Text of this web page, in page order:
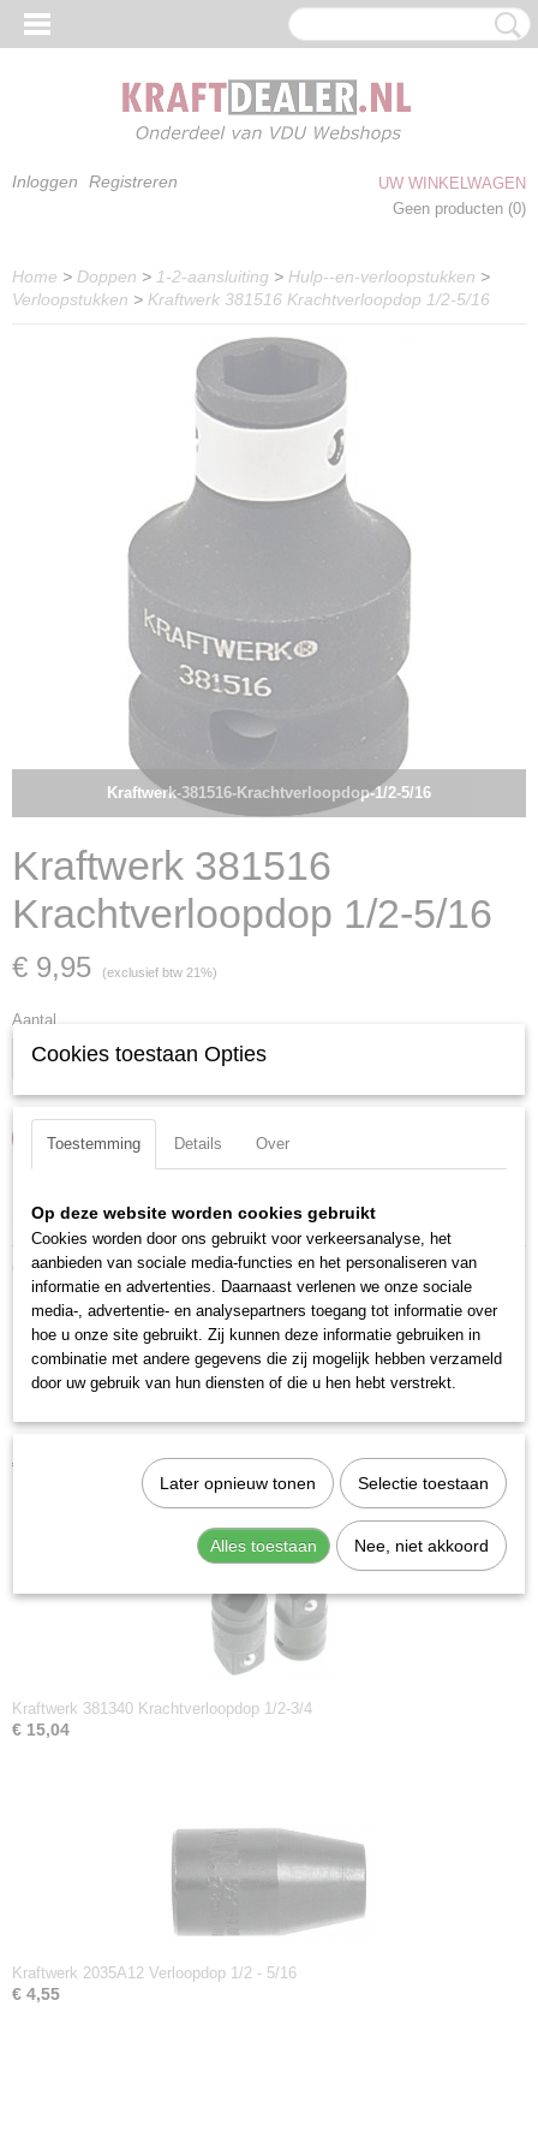
Inloggen Registreren
UW WINKELWAGEN
Geen producten (0)
Home > Doppen > 1-2-aansluiting > Hulp--en-verloopstukken >
Verloopstukken > Kraftwerk 381516 Krachtverloopdop 1/2-5/16
Kraftwerk-381516-Krachtverloopdop-1/2-5/16
Kraftwerk 381516
Krachtverloopdop 1/2-5/16
€ 9,95 (exclusief btw 21%)
Aantal
IN WINKELWAGEN
Specificaties
Productcode
381516
EAN code
7612206030441
Productcode leverancier
381516
Ook interessant
€ 7,91
Kraftwerk 381340 Krachtverloopdop 1/2-3/4
€ 15,04
Kraftwerk 2035A12 Verloopdop 1/2 - 5/16
€ 4,55
Cookies toestaan Opties
Toestemming Details Over
Op deze website worden cookies gebruikt
Cookies worden door ons gebruikt voor verkeersanalyse, het
aanbieden van sociale media-functies en het personaliseren van
informatie en advertenties. Daarnaast verlenen we onze sociale
media-, advertentie- en analysepartners toegang tot informatie over
hoe u onze site gebruikt. Zij kunnen deze informatie gebruiken in
combinatie met andere gegevens die zij mogelijk hebben verzameld
door uw gebruik van hun diensten of die u hen hebt verstrekt.
Later opnieuw tonen Selectie toestaan
Alles toestaan Nee, niet akkoord